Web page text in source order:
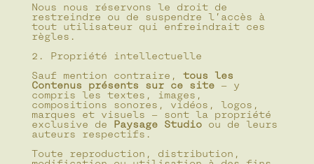
Nous nous réservons le droit de
restreindre ou de suspendre l’accès à
tout utilisateur qui enfreindrait ces
règles.
2. Propriété intellectuelle
Sauf mention contraire, tous les
Contenus présents sur ce site — y
compris les textes, images,
compositions sonores, vidéos, logos,
marques et visuels — sont la propriété
exclusive de Paysage Studio ou de leurs
auteurs respectifs.
Toute reproduction, distribution,